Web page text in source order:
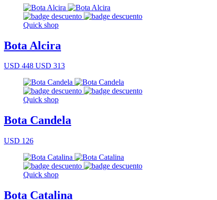
Quick shop
Bota Alcira
USD 448 USD 313
Quick shop
Bota Candela
USD 126
Quick shop
Bota Catalina